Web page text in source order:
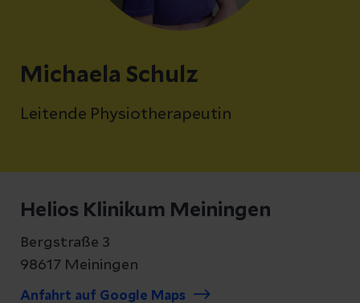
Michaela Schulz
Leitende Physiotherapeutin
Helios Klinikum Meiningen
Bergstraße 3
98617 Meiningen
Anfahrt auf Google Maps